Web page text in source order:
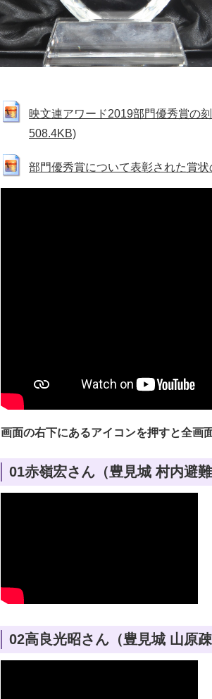
映文連アワード2019部門優秀賞の
508.4KB)
部門優秀賞について表彰された賞
画面の右下にあるアイコンを押すと全画
01赤嶺宏さん（豊見城 村内避
02高良光昭さん（豊見城 山原